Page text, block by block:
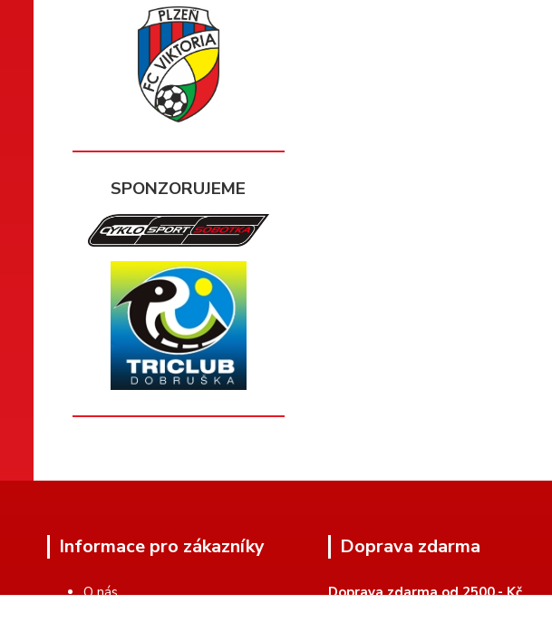
SPONZORUJEME
Informace pro zákazníky
O nás
Doprava zdarma
Doprava zdarma od 2500,- Kč